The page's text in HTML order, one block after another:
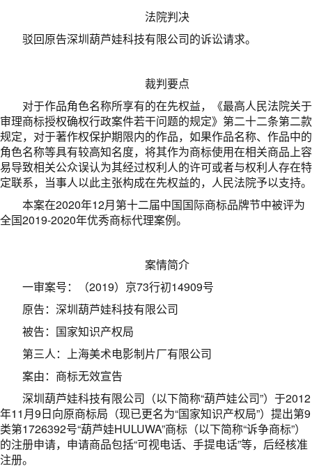
法院判决
驳回原告深圳葫芦娃科技有限公司的诉讼请求。
裁判要点
对于作品角色名称所享有的在先权益，《最高人民法院关于
审理商标授权确权行政案件若干问题的规定》第二十二条第二款
规定，对于著作权保护期限内的作品，如果作品名称、作品中的
角色名称等具有较高知名度，将其作为商标使用在相关商品上容
易导致相关公众误认为其经过权利人的许可或者与权利人存在特
定联系，当事人以此主张构成在先权益的，人民法院予以支持。
本案在2020年12月第十二届中国国际商标品牌节中被评为
全国2019-2020年优秀商标代理案例。
案情简介
一审案号：（2019）京73行初14909号
原告：深圳葫芦娃科技有限公司
被告：国家知识产权局
第三人：上海美术电影制片厂有限公司
案由：商标无效宣告
深圳葫芦娃科技有限公司（以下简称“葫芦娃公司”）于2012
年11月9日向原商标局（现已更名为“国家知识产权局”）提出第9
类第1726392号“葫芦娃HULUWA”商标（以下简称“诉争商标”）
的注册申请，申请商品包括“可视电话、手提电话”等，后经核准
注册。